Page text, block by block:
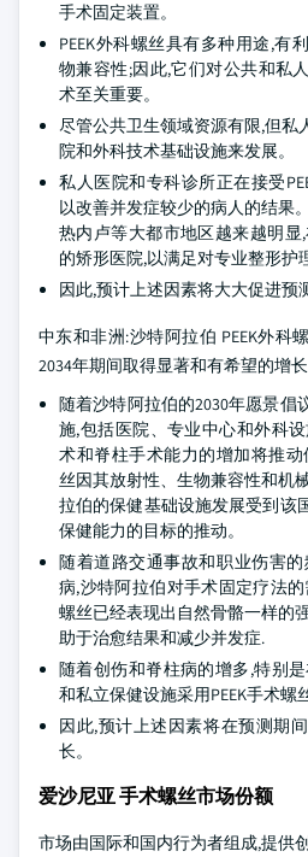
手术固定装置。
PEEK外科螺丝具有多种用途,有
物兼容性;因此,它们对公共和私
术至关重要。
尽管公共卫生领域资源有限,但私
院和外科技术基础设施来发展。
私人医院和专科诊所正在接受
以改善并发症较少的病人的结果
热内卢等大都市地区越来越明
的矫形医院,以满足对专业整形护
因此,预计上述因素将大大促进预
中东和非洲:沙特阿拉伯 PEEK外科
2034年期间取得显著和有希望的增
随着沙特阿拉伯的2030年愿景倡
施,包括医院、专业中心和外科
术和脊柱手术能力的增加将推动
丝因其放射性、生物兼容性和机
拉伯的保健基础设施发展受到该
保健能力的目标的推动。
随着道路交通事故和职业伤害
病,沙特阿拉伯对手术固定疗法的
螺丝已经表现出自然骨骼一样的
助于治愈结果和减少并发症.
随着创伤和脊柱病的增多,特别
和私立保健设施采用PEEK手术螺
因此,预计上述因素将在预测期
长。
爱沙尼亚 手术螺丝市场份额
市场由国际和国内行为者组成,提供